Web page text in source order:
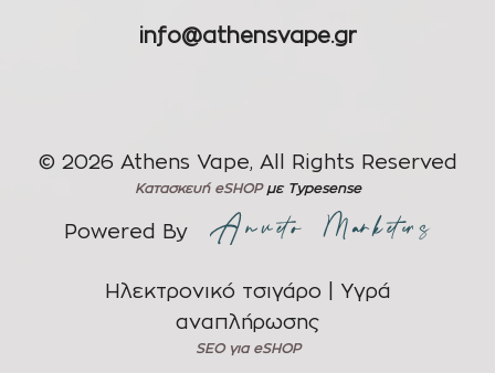
info@athensvape.gr
© 2026 Athens Vape, All Rights Reserved
Κατασκευή eSHOPμε Typesense
Powered By
Ηλεκτρονικό τσιγάρο | Υγρά
αναπλήρωσης
SEO για eSHOP